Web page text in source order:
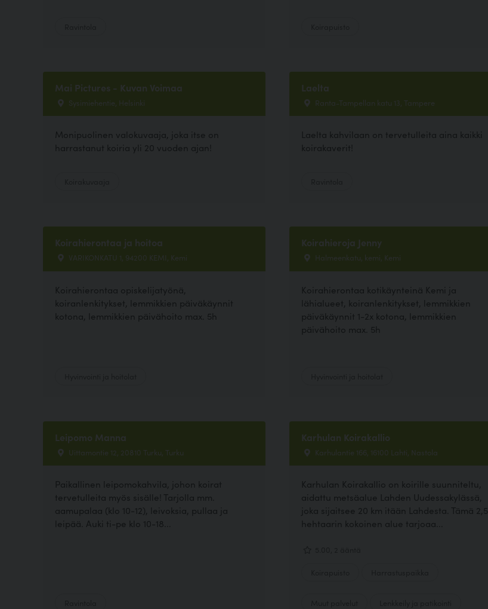
Mai Pictures - Kuvan Voimaa
Sysimiehentie, Helsinki
Monipuolinen valokuvaaja, joka itse on
harrastanut koiria yli 20 vuoden ajan!
Laelta
Ranta-Tampellan katu 13, Tampere
Laelta kahvilaan on tervetulleita aina kaikki
koirakaverit!
Koirahierontaa ja hoitoa
VARIKONKATU 1, 94200 KEMI, Kemi
Koirahierontaa opiskelijatyönä,
koiranlenkitykset, lemmikkien päiväkäynnit
kotona, lemmikkien päivähoito max. 5h
Koirahieroja Jenny
Halmeenkatu, kemi, Kemi
Koirahierontaa kotikäynteinä Kemi ja
lähialueet, koiranlenkitykset, lemmikkien
päiväkäynnit 1-2x kotona, lemmikkien
päivähoito max. 5h
Leipomo Manna
Uittamontie 12, 20810 Turku, Turku
Paikallinen leipomokahvila, johon koirat
tervetulleita myös sisälle! Tarjolla mm.
aamupalaa (klo 10-12), leivoksia, pullaa ja
leipää. Auki ti-pe klo 10-18...
Karhulan Koirakallio
Karhulantie 166, 16100 Lahti, Nastola
Karhulan Koirakallio on koirille suunniteltu,
aidattu metsäalue Lahden Uudessakylässä,
joka sijaitsee 20 km itään Lahdesta. Tämä 2,5
hehtaarin kokoinen alue tarjoaa...